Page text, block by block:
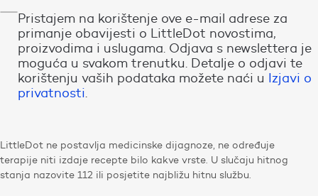
Pristajem na korištenje ove e-mail adrese za
primanje obavijesti o LittleDot novostima,
proizvodima i uslugama. Odjava s newslettera je
moguća u svakom trenutku. Detalje o odjavi te
korištenju vaših podataka možete naći u Izjavi o
privatnosti.
LittleDot ne postavlja medicinske dijagnoze, ne određuje
terapije niti izdaje recepte bilo kakve vrste. U slučaju hitnog
stanja nazovite 112 ili posjetite najbližu hitnu službu.